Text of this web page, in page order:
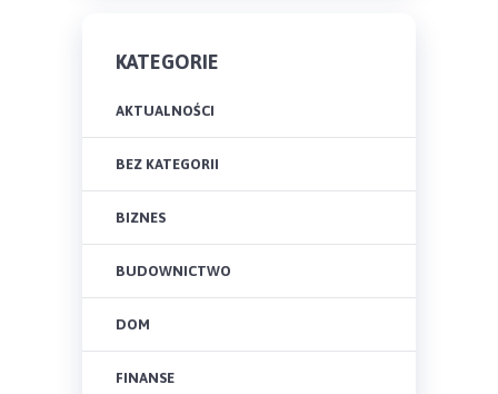
KATEGORIE
AKTUALNOŚCI
BEZ KATEGORII
BIZNES
BUDOWNICTWO
DOM
FINANSE